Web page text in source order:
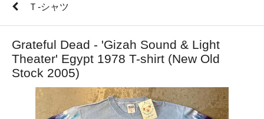
Ｔ-シャツ
Grateful Dead - 'Gizah Sound & Light
Theater' Egypt 1978 T-shirt (New Old
Stock 2005)